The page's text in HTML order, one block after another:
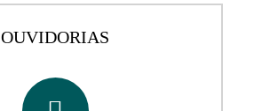
OUVIDORIAS